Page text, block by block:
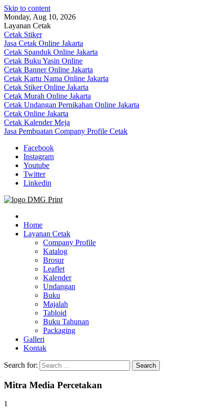
Skip to content
Monday, Aug 10, 2026
Layanan Cetak
Cetak Stiker
Jasa Cetak Online Jakarta
Cetak Spanduk Online Jakarta
Cetak Buku Yasin Online
Cetak Banner Online Jakarta
Cetak Kartu Nama Online Jakarta
Cetak Stiker Online Jakarta
Cetak Murah Online Jakarta
Cetak Undangan Pernikahan Online Jakarta
Cetak Online Jakarta
Cetak Kalender Meja
Jasa Pembuatan Company Profile Cetak
Facebook
Instagram
Youtube
Twitter
Linkedin
Jasa Cetak Online DMG Printing
Home
Layanan Cetak
Company Profile
Katalog
Brosur
Leaflet
Kalender
Undangan
Buku
Majalah
Tabloid
Buku Tahunan
Packaging
Galleri
Kontak
Search for:
Mitra Media Percetakan
1